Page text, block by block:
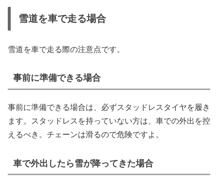
雪道を車で走る場合
雪道を車で走る際の注意点です。
事前に準備できる場合
事前に準備できる場合は、必ずスタッドレスタイヤを履き
ます。スタッドレスを持っていない方は、車での外出を控
えるべき。チェーンは滑るので危険ですよ。
車で外出したら雪が降ってきた場合